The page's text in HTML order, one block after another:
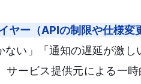
ヤー（APIの制限や仕様変
ない」「通知の遅延が激
サービス提供元による一